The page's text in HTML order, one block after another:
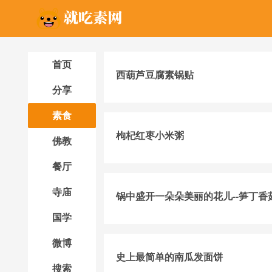
首页
分享
素食
佛教
餐厅
寺庙
国学
微博
搜索
西葫芦豆腐素锅贴
枸杞红枣小米粥
锅中盛开一朵朵美丽的花儿--笋丁香
史上最简单的南瓜发面饼